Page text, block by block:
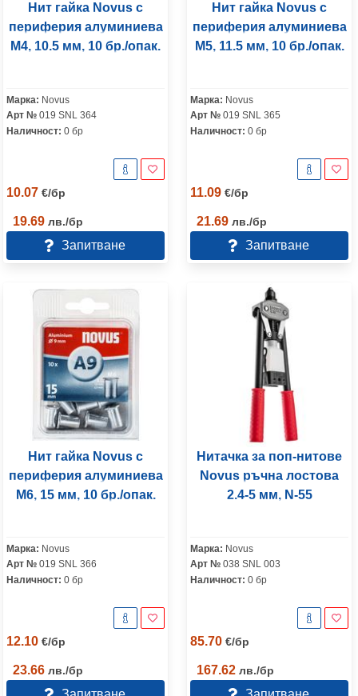
Нит гайка Novus с
периферия алуминиева
M4, 10.5 мм, 10 бр./опак.
Марка: Novus
Арт № 019 SNL 364
Наличност: 0 бр
10.07 €/бр
19.69 лв./бр
Запитване
Нит гайка Novus с
периферия алуминиева
M5, 11.5 мм, 10 бр./опак.
Марка: Novus
Арт № 019 SNL 365
Наличност: 0 бр
11.09 €/бр
21.69 лв./бр
Запитване
Нит гайка Novus с
периферия алуминиева
M6, 15 мм, 10 бр./опак.
Марка: Novus
Арт № 019 SNL 366
Наличност: 0 бр
12.10 €/бр
23.66 лв./бр
Нитачка за поп-нитове
Novus ръчна лостова
2.4-5 мм, N-55
Марка: Novus
Арт № 038 SNL 003
Наличност: 0 бр
85.70 €/бр
167.62 лв./бр